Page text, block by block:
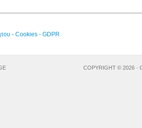
- Cookies - GDPR
COPYRIGHT © 2026 ·